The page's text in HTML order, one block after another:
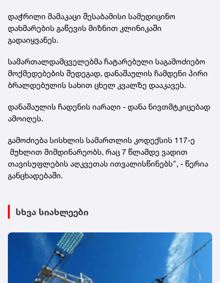
დაჭრილი მამაკაცი შესაბამისი სამედიცინო
დახმარების გაწევის მიზნით კლინიკაში
გადაიყვანეს.
სამართალდამცველებმა ჩატარებული საგამოძიებო
მოქმედებების შედეგად, დანაშაულის ჩამდენი პირი
ბრალდებულის სახით ცხელ კვალზე დააკავეს.
დანაშაულის ჩადენის იარაღი - დანა ნივთმტკიცებად
ამოიღეს.
გამოძიება სისხლის სამართლის კოდექსის 117-ე
მუხლით მიმდინარეობს, რაც 7 წლამდე ვადით
თავისუფლების აღკვეთას ითვალისწინებს", - წერია
განცხადებაში.
სხვა სიახლეები